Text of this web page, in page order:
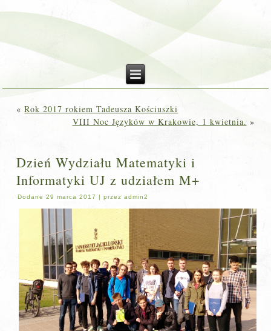
«Rok 2017 rokiem Tadeusza Kościuszki
VIII Noc Języków w Krakowie, 1 kwietnia. »
Dzień Wydziału Matematyki i
Informatyki UJ z udziałem M+
Dodane 29 marca 2017 |przez admin2